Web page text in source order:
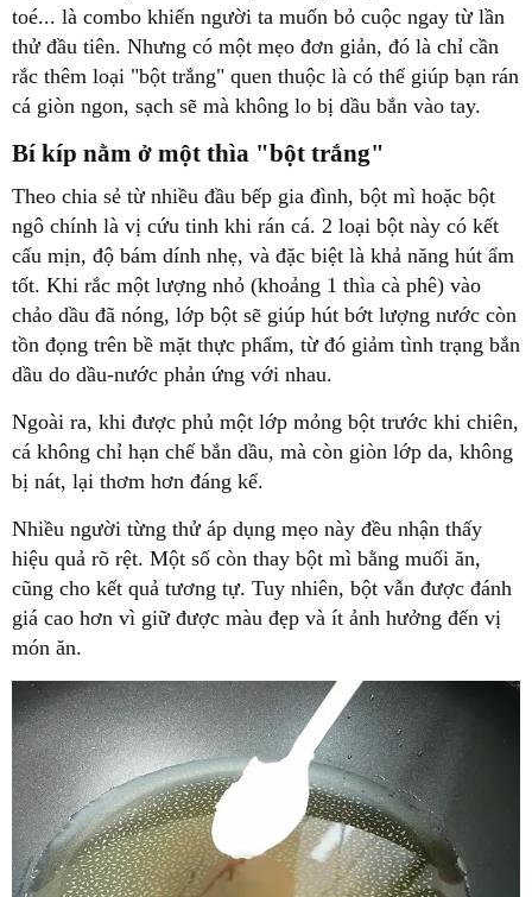
toé... là combo khiến người ta muốn bỏ cuộc ngay từ lần
thử đầu tiên. Nhưng có một mẹo đơn giản, đó là chỉ cần
rắc thêm loại "bột trắng" quen thuộc là có thể giúp bạn rán
cá giòn ngon, sạch sẽ mà không lo bị dầu bắn vào tay.
Bí kíp nằm ở một thìa "bột trắng"
Theo chia sẻ từ nhiều đầu bếp gia đình, bột mì hoặc bột
ngô chính là vị cứu tinh khi rán cá. 2 loại bột này có kết
cấu mịn, độ bám dính nhẹ, và đặc biệt là khả năng hút ẩm
tốt. Khi rắc một lượng nhỏ (khoảng 1 thìa cà phê) vào
chảo dầu đã nóng, lớp bột sẽ giúp hút bớt lượng nước còn
tồn đọng trên bề mặt thực phẩm, từ đó giảm tình trạng bắn
dầu do dầu-nước phản ứng với nhau.
Ngoài ra, khi được phủ một lớp mỏng bột trước khi chiên,
cá không chỉ hạn chế bắn dầu, mà còn giòn lớp da, không
bị nát, lại thơm hơn đáng kể.
Nhiều người từng thử áp dụng mẹo này đều nhận thấy
hiệu quả rõ rệt. Một số còn thay bột mì bằng muối ăn,
cũng cho kết quả tương tự. Tuy nhiên, bột vẫn được đánh
giá cao hơn vì giữ được màu đẹp và ít ảnh hưởng đến vị
món ăn.